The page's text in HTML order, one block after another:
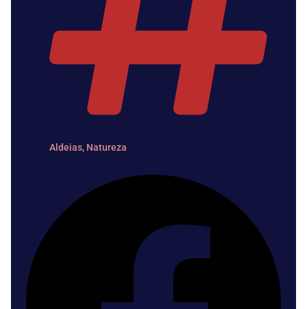
Aldeias, Natureza